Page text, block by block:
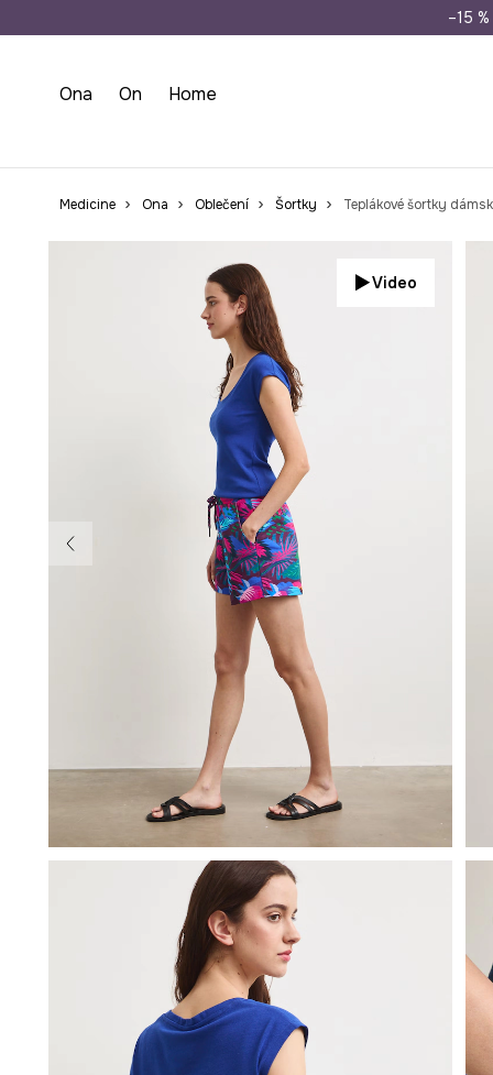
Doprava zdarma
–15
Ona On Home
Medicine Ona Oblečení Šortky Teplákové šortky
Video